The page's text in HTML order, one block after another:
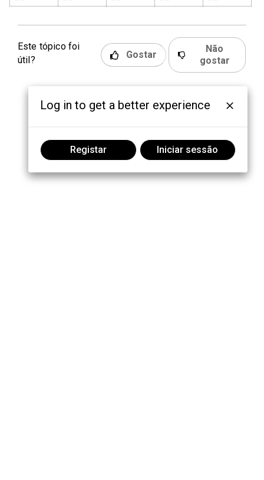
Este tópico foi
útil?
Gostar
Não
gostar
Log in to get a better experience
Registar Iniciar sessão